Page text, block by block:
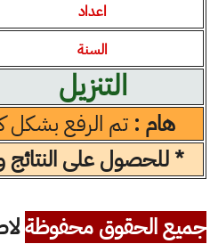
اعداد
السنة
التنزيل
هام : تم الرفع بشكل
* للحصول على النتائج
جميع الحقوق محفوظة